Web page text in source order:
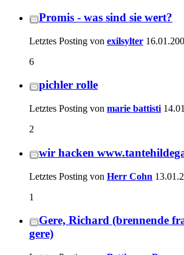
Promis - was sind sie wert?
Letztes Posting von exilsylter
6
pichler rolle
Letztes Posting von marie battisti
2
wir hacken
Letztes Posting von Herr Cohn
1
Gere, Richard (brennende
gere)